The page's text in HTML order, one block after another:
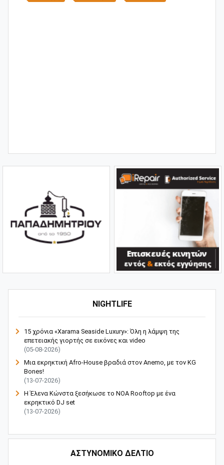
NIGHTLIFE
15 χρόνια «Xarama Seaside Luxury»: Όλη η λάμψη της
επετειακής γιορτής σε εικόνες και video
(05-08-2026)
Μια εκρηκτική Afro-House βραδιά στον Anemo, με τον KG
Bones!
(13-07-2026)
Η Έλενα Κώνστα ξεσήκωσε το NOA Rooftop με ένα
εκρηκτικό DJ set
(13-07-2026)
ΑΣΤΥΝΟΜΙΚΟ ΔΕΛΤΙΟ